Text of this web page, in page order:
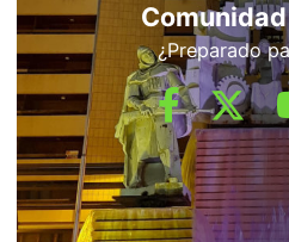
¿Preparado